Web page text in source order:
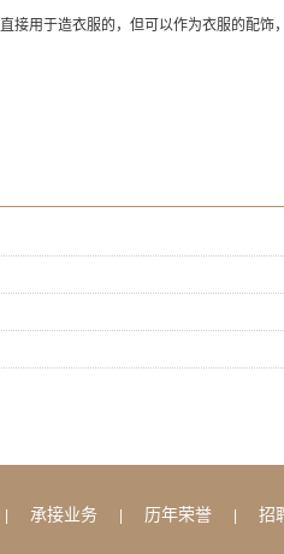
用于造衣服的，但可以作为衣服的配饰
承接业务 历年荣誉 招